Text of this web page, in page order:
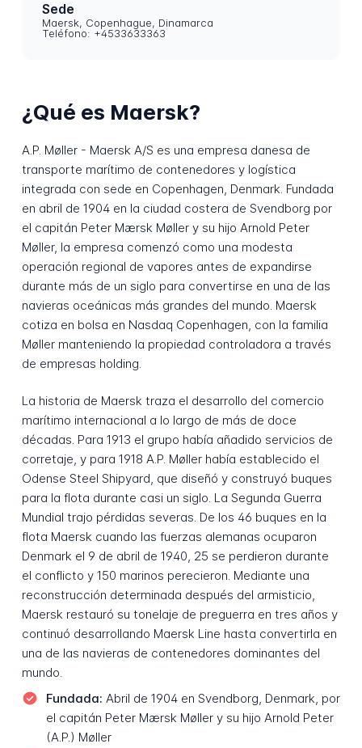
Sede
Maersk, Copenhague, Dinamarca
Teléfono: +4533633363
¿Qué es Maersk?
A.P. Møller - Maersk A/S es una empresa danesa de
transporte marítimo de contenedores y logística
integrada con sede en Copenhagen, Denmark. Fundada
en abril de 1904 en la ciudad costera de Svendborg por
el capitán Peter Mærsk Møller y su hijo Arnold Peter
Møller, la empresa comenzó como una modesta
operación regional de vapores antes de expandirse
durante más de un siglo para convertirse en una de las
navieras oceánicas más grandes del mundo. Maersk
cotiza en bolsa en Nasdaq Copenhagen, con la familia
Møller manteniendo la propiedad controladora a través
de empresas holding.
La historia de Maersk traza el desarrollo del comercio
marítimo internacional a lo largo de más de doce
décadas. Para 1913 el grupo había añadido servicios de
corretaje, y para 1918 A.P. Møller había establecido el
Odense Steel Shipyard, que diseñó y construyó buques
para la flota durante casi un siglo. La Segunda Guerra
Mundial trajo pérdidas severas. De los 46 buques en la
flota Maersk cuando las fuerzas alemanas ocuparon
Denmark el 9 de abril de 1940, 25 se perdieron durante
el conflicto y 150 marinos perecieron. Mediante una
reconstrucción determinada después del armisticio,
Maersk restauró su tonelaje de preguerra en tres años y
continuó desarrollando Maersk Line hasta convertirla en
una de las navieras de contenedores dominantes del
mundo.
Fundada: Abril de 1904 en Svendborg, Denmark, por
el capitán Peter Mærsk Møller y su hijo Arnold Peter
(A.P.) Møller